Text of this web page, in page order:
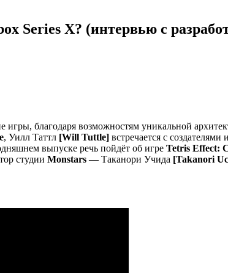
Series X? (интервью с
игры, благодаря возможностям уникальной
, Уилл Таттл [Will Tuttle] встречается с
выпуске речь пойдёт об игре Tetris Effect:
студии Monstars — Таканори Учида [Takanori